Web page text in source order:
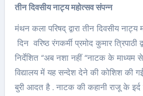
तीन दिवसीय नाट्य महोत्सव संपन्न
मंथन कला परिषद् द्वारा तीन दिवसीय
दिन वरिष्ठ रंगकर्मी प्रमोद कुमार त्रिपाठी
निर्देशित “अब नशा नहीं “नाटक के
विद्यालय में यह सन्देश देने की कोशिश की
बुरी आदत है . नाटक की कहानी राजू के इर्द